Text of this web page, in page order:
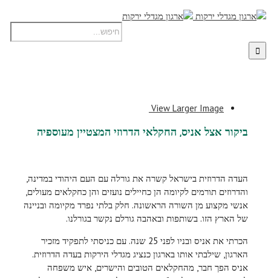
View Larger Image
ביקור אצל אניס, החקלאי הדרוזי המצטיין מעוספיה
העדה הדרוזית בישראל קשרה את גורלה עם העם היהודי במדינה,
והדרוזים תורמים לקיומה הן כחיילים נועזים והן כחקלאים מעולים,
אנשי מקצוע מן השורה הראשונה. חלק בלתי נפרד מקיומה ובניינה
של הארץ הזו. בשותפות ובאהבה גורלם נקשר בגורלנו.
הכרתי את אניס ובניו לפני 25 שנה. עם כניסתי לתפקיד מזכיר
הארגון, שילבתי אותו בארגון כנציג מגדלי הירקות בעדה הדרוזית.
אניס הפך חבר, מהחקלאים הטובים והישרים, איש משפחה